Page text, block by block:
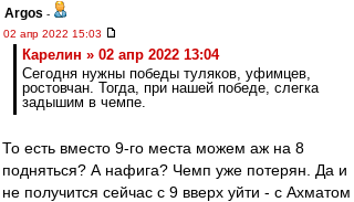
Argos -
02 апр 2022 15:03
Карелин » 02 апр 2022 13:04
Сегодня нужны победы туляков, уфимцев,
ростовчан. Тогда, при нашей победе, слегка
задышим в чемпе.
То есть вместо 9-го места можем аж на 8
подняться? А нафига? Чемп уже потерян. Да и
не получится сейчас с 9 вверх уйти - с Ахматом